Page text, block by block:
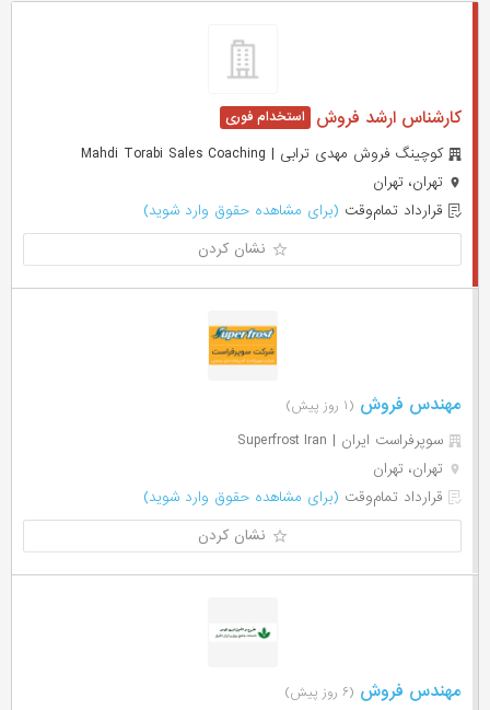
کارشناس ارشد فروش
کوچینگ فروش مهدی ترابی | Mahdi Torabi Sales Coaching
تهران، تهران
قرارداد تمام‌وقت (برای مشاهده حقوق وارد شوید)
نشان کردن
مهندس فروش (۱ روز پیش)
سوپرفراست ایران | Superfrost Iran
تهران، تهران
قرارداد تمام‌وقت (برای مشاهده حقوق وارد شوید)
نشان کردن
مهندس فروش (۶ روز پیش)